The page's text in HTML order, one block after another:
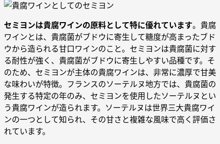
セミヨンは貴腐ワインの原料として特に優れています。貴腐
ワインとは、貴腐菌がブドウに寄生して糖度が高まったブド
ウから造られる甘口ワインのこと。セミヨンは貴腐菌に対す
る耐性が強く、貴腐菌がブドウに寄生しやすい品種です。そ
のため、セミヨンが主体の貴腐ワインは、非常に濃厚で甘美
な味わいが特徴。フランスのソーテルヌ地方では、貴腐菌の
発生する特定の年のみ、セミヨンを使用したソーテルヌとい
う貴腐ワインが造られます。ソーテルヌは世界三大貴腐ワイ
ンの一つとして知られ、その甘さと複雑な風味で高く評価さ
れています。